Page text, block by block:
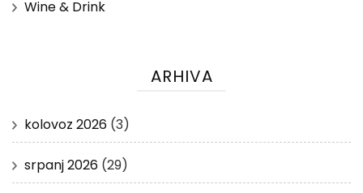
Wine & Drink
ARHIVA
kolovoz 2026 (3)
srpanj 2026 (29)